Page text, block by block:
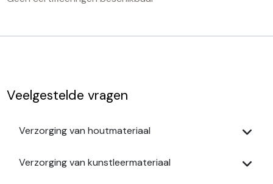
Veelgestelde vragen
Verzorging van houtmateriaal
Verzorging van kunstleermateriaal